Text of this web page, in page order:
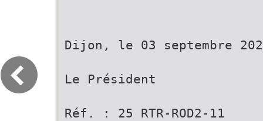
Dijon, le 03 septembre
Le Président
Réf. : 25 RTR-ROD2-11